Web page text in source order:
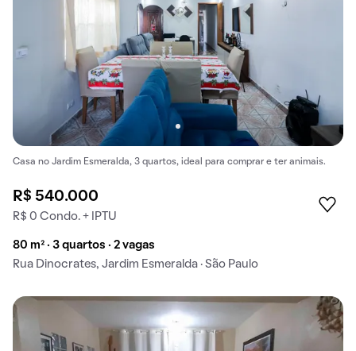
Casa no Jardim Esmeralda, 3 quartos, ideal para comprar e ter animais.
R$ 540.000
R$ 0 Condo. + IPTU
80 m² · 3 quartos · 2 vagas
Rua Dinocrates, Jardim Esmeralda · São Paulo